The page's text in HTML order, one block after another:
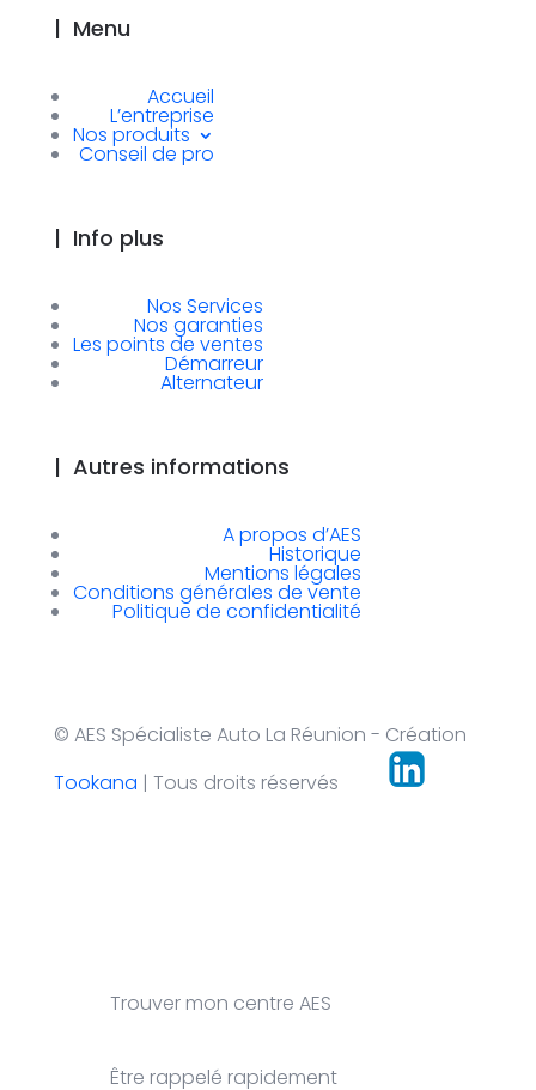
| Menu
Accueil
L’entreprise
Nos produits
Conseil de pro
| Info plus
Nos Services
Nos garanties
Les points de ventes
Démarreur
Alternateur
| Autres informations
A propos d’AES
Historique
Mentions légales
Conditions générales de vente
Politique de confidentialité
© AES Spécialiste Auto La Réunion - Création
Tookana | Tous droits réservés
Trouver mon centre AES
Être rappelé rapidement